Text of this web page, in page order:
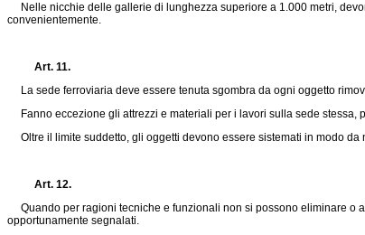
Nelle nicchie delle gallerie di lunghezza superiore a 1.000 metri,
convenientemente.
Art. 11.
La sede ferroviaria deve essere tenuta sgombra da ogni oggetto
Fanno eccezione gli attrezzi e materiali per i lavori sulla sede stessa,
Oltre il limite suddetto, gli oggetti devono essere sistemati in modo
Art. 12.
Quando per ragioni tecniche e funzionali non si possono eliminare o
opportunamente segnalati.